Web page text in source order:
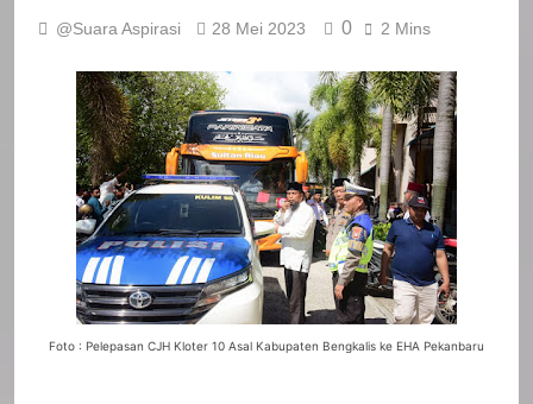
@Suara Aspirasi 28 Mei 2023 0 2 Mins
Foto : Pelepasan CJH Kloter 10 Asal Kabupaten Bengkalis ke EHA Pekanbaru